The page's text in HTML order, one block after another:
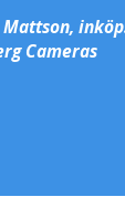
Cameras